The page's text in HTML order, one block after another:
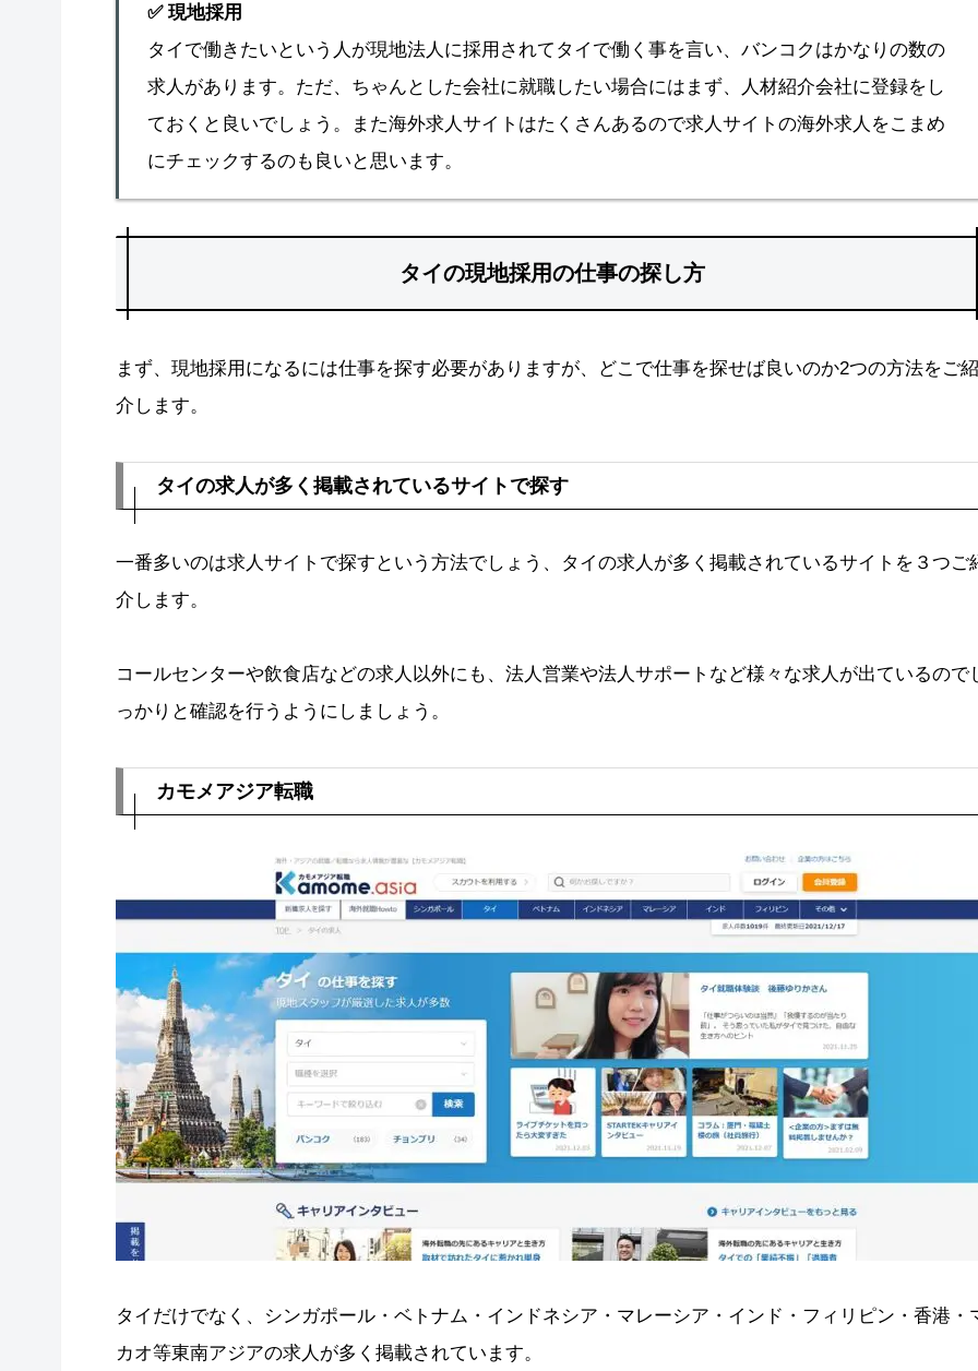
✅ 現地採用
タイで働きたいという人が現地法人に採用されてタイで働く事を言い、バンコクはかなりの数の
求人があります。ただ、ちゃんとした会社に就職したい場合にはまず、人材紹介会社に登録をし
ておくと良いでしょう。また海外求人サイトはたくさんあるので求人サイトの海外求人をこまめ
にチェックするのも良いと思います。
タイの現地採用の仕事の探し方
まず、現地採用になるには仕事を探す必要がありますが、どこで仕事を探せば良いのか2つの方法をご紹
介します。
タイの求人が多く掲載されているサイトで探す
一番多いのは求人サイトで探すという方法でしょう、タイの求人が多く掲載されているサイトを３つご
介します。
コールセンターや飲食店などの求人以外にも、法人営業や法人サポートなど様々な求人が出ているので
っかりと確認を行うようにしましょう。
カモメアジア転職
タイだけでなく、シンガポール・ベトナム・インドネシア・マレーシア・インド・フィリピン・香港・
カオ等東南アジアの求人が多く掲載されています。